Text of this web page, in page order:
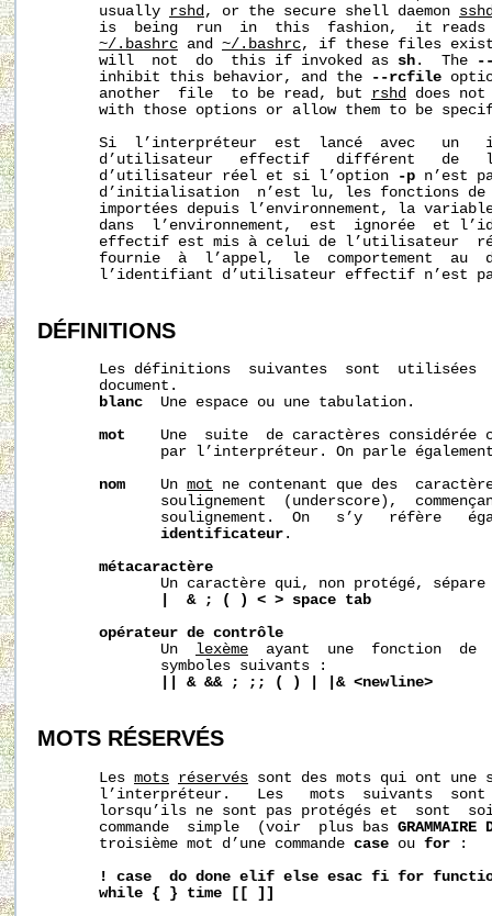
       usually
rshd , or the secure shell daemon
is  being  run  in  this  fashion,  it
~/.bashrc and ~/.bashrc, if these files
       will  not  do  this if invoked as
sh .  The
       inhibit this behavior, and the
--rcfile
       another  file  to be read, but
rshd
does
with those options or allow them to be
Si  l’interpréteur  est  lancé  avec   un
d’utilisateur   effectif   différent   de
       d’utilisateur réel et si l’option
-p n’est
d’initialisation  n’est lu, les fonctions
importées depuis l’environnement, la
dans  l’environnement,  est  ignorée  et
effectif est mis à celui de l’utilisateur
fournie  à  l’appel,  le  comportement  au
l’identifiant d’utilisateur effectif n’est
DÉFINITIONS
Les définitions  suivantes  sont  utilisées
       document.
blanc
  Une espace ou une tabulation.
mot
Une  suite  de caractères considérée
par l’interpréteur. On parle
nom
    Un
mot ne contenant que des
soulignement  (underscore),
soulignement.  On   s’y   réfère
identificateur .
métacaractère
Un caractère qui, non protégé,
|  & ; ( ) < > space tab
opérateur de contrôle
              Un
lexème
ayant  une  fonction  de
              symboles suivants :
|| & && ; ;; ( ) | |& <newline>
MOTS RÉSERVÉS
       Les
mots réservés sont des mots qui ont
l’interpréteur.   Les   mots  suivants
lorsqu’ils ne sont pas protégés et  sont
       commande  simple  (voir  plus bas
GRAMMAIRE
       troisième mot d’une commande
case ou for :
! case  do done elif else esac fi for
while { } time [[ ]]